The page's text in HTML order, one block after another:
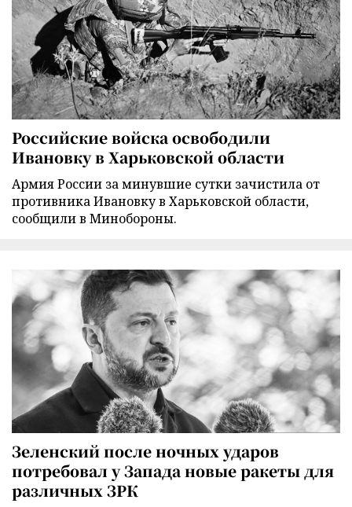
Российские войска освободили
Ивановку в Харьковской области
Армия России за минувшие сутки зачистила от
противника Ивановку в Харьковской области,
сообщили в Минобороны.
Зеленский после ночных ударов
потребовал у Запада новые ракеты для
различных ЗРК